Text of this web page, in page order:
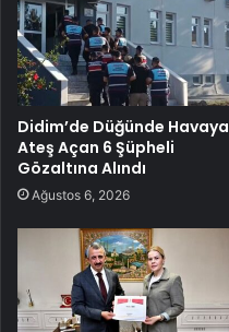
Didim’de Düğünde Havaya
Ateş Açan 6 Şüpheli
Gözaltına Alındı
Ağustos 6, 2026